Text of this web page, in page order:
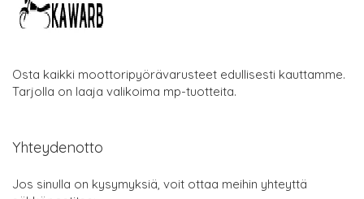
Osta kaikki moottoripyörävarusteet edullisesti kauttamme.
Tarjolla on laaja valikoima mp-tuotteita.
Yhteydenotto
Jos sinulla on kysymyksiä, voit ottaa meihin yhteyttä